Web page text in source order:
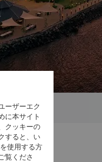
ーザーエク
に本サイト
クッキーの
すると、い
使用する方
覧くださ